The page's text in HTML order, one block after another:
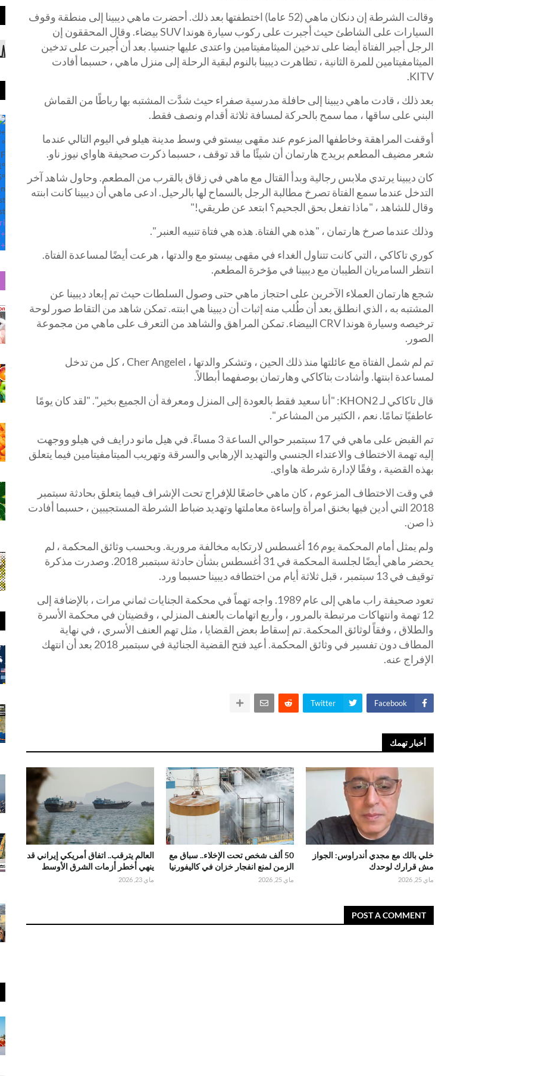
وقالت الشرطة إن دنكان ماهي (52 عاما) اختطفتها بعد ذلك. أحضرت ماهي ديبينا إلى منطقة وقوف
السيارات على الشاطئ حيث أجبرت على ركوب سيارة هوندا SUV بيضاء. وقال المحققون إن
الرجل أجبر الفتاة أيضا على تدخين الميثامفيتامين واعتدى عليها جنسيا. بعد أن أُجبرت على تدخين
الميثامفيتامين للمرة الثانية ، تظاهرت ديبينا بالنوم لبقية الرحلة إلى منزل ماهي ، حسبما أفادت
KITV.
بعد ذلك ، قادت ماهي ديبينا إلى حافلة مدرسية صفراء حيث شدَّت المشتبه بها رباطًا من القماش
البني على ساقها ، مما سمح بالحركة لمسافة ثلاثة أقدام ونصف فقط.
أوقفت المراهقة وخاطفها المزعوم عند مقهى بيستو في وسط مدينة هيلو في اليوم التالي عندما
شعر مضيف المطعم بريدج هارتمان أن شيئًا ما قد توقف ، حسبما ذكرت صحيفة هاواي نيوز ناو.
كان ديبينا يرتدي ملابس رجالية وبدأ القتال مع ماهي في زقاق بالقرب من المطعم. وحاول شاهد آخر
التدخل عندما سمع الفتاة تصرخ مطالبة الرجل بالسماح لها بالرحيل. ادعى ماهي أن ديبينا كانت ابنته
وقال للشاهد ، "ماذا تفعل بحق الجحيم؟ ابتعد عن طريقي!"
وذلك عندما صرخ هارتمان ، "هذه هي الفتاة. هذه هي فتاة تنبيه العنبر ".
كوري تاكاكي ، التي كانت تتناول الغداء في مقهى بيستو مع والدتها ، هرعت أيضًا لمساعدة الفتاة.
انتظر السامريان الطيبان مع ديبينا في مؤخرة المطعم.
شجع هارتمان العملاء الآخرين على احتجاز ماهي حتى وصول السلطات حيث تم إبعاد ديبينا عن
المشتبه به ، الذي انطلق بعد أن طُلب منه إثبات أن ديبينا هي ابنته. تمكن شاهد من التقاط صور لوحة
ترخيصه وسيارة هوندا CRV البيضاء. تمكن المراهق والشاهد من التعرف على ماهي من مجموعة
الصور.
تم لم شمل الفتاة مع عائلتها منذ ذلك الحين ، وتشكر والدتها ، Cher Angelel ، كل من تدخل
لمساعدة ابنتها. وأشادت بتاكاكي وهارتمان بوصفهما أبطالاً.
قال تاكاكي لـ KHON2: "أنا سعيد فقط بالعودة إلى المنزل ومعرفة أن الجميع بخير". "لقد كان يومًا
عاطفيًا تمامًا. نعم ، الكثير من المشاعر ".
تم القبض على ماهي في 17 سبتمبر حوالي الساعة 3 مساءً. في هيل مانو درايف في هيلو ووجهت
إليه تهمة الاختطاف والاعتداء الجنسي والتهديد الإرهابي والسرقة وتهريب الميتامفيتامين فيما يتعلق
بهذه القضية ، وفقًا لإدارة شرطة هاواي.
في وقت الاختطاف المزعوم ، كان ماهي خاضعًا للإفراج تحت الإشراف فيما يتعلق بحادثة سبتمبر
2018 التي أدين فيها بخنق امرأة وإساءة معاملتها وتهديد ضباط الشرطة المستجيبين ، حسبما أفادت
ذا صن.
ولم يمثل أمام المحكمة يوم 16 أغسطس لارتكابه مخالفة مرورية. وبحسب وثائق المحكمة ، لم
يحضر ماهي أيضًا لجلسة المحكمة في 31 أغسطس بشأن حادثة سبتمبر 2018. وصدرت مذكرة
توقيف في 13 سبتمبر ، قبل ثلاثة أيام من اختطافه ديبينا حسبما ورد.
تعود صحيفة راب ماهي إلى عام 1989. واجه تهماً في محكمة الجنايات ثماني مرات ، بالإضافة إلى
12 تهمة وانتهاكات مرتبطة بالمرور ، وأربع اتهامات بالعنف المنزلي ، وقضيتان في محكمة الأسرة
والطلاق ، وفقاً لوثائق المحكمة. تم إسقاط بعض القضايا ، مثل تهم العنف الأسري ، في نهاية
المطاف دون تفسير في وثائق المحكمة. أعيد فتح القضية الجنائية في سبتمبر 2018 بعد أن انتهك
الإفراج عنه.
Facebook
Twitter
أخبار تهمك
خلي بالك مع مجدي أندراوس: الجواز
مش قرارك لوحدك
ماي 25, 2026
50 ألف شخص تحت الإخلاء.. سباق مع
الزمن لمنع انفجار خزان في كاليفورنيا
ماي 25, 2026
العالم يترقب.. اتفاق أمريكي إيراني قد
ينهي أخطر أزمات الشرق الأوسط
ماي 23, 2026
POST A COMMENT
+
°
F
+
+